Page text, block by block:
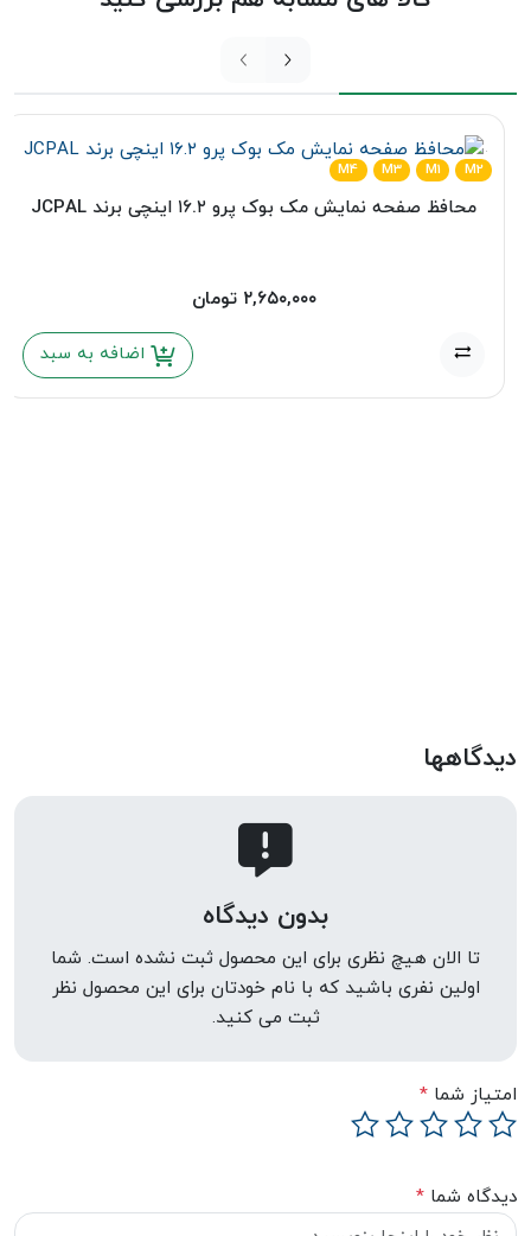
M2
M1
M3
M4
محافظ صفحه نمایش مک بوک پرو ۱۶.۲ اینچی برند JCPAL
۲,۶۵۰,۰۰۰ تومان
اضافه به سبد
دیدگاهها
بدون دیدگاه
تا الان هیچ نظری برای این محصول ثبت نشده است. شما
اولین نفری باشید که با نام خودتان برای این محصول نظر
ثبت می کنید.
امتیاز شما *
دیدگاه شما *